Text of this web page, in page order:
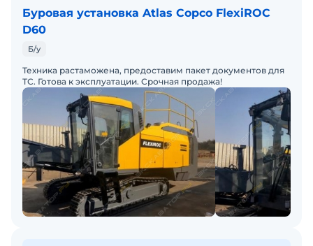
Буровая установка Atlas Copco FlexiROC
D60
Б/у
Техника растаможена, предоставим пакет документов для
ТС. Готова к эксплуатации. Срочная продажа!